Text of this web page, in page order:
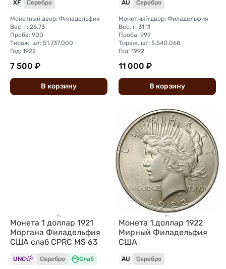
XF Серебро
Монетный двор: Филадельфия
Вес, г: 26,73
Проба: 900
Тираж, шт: 51.737.000
Год: 1922
7 500 ₽
В корзину
AU Серебро
Монетный двор: Филадельфия
Вес, г: 31,11
Проба: 999
Тираж, шт: 5.540.068
Год: 1992
11 000 ₽
В корзину
Монета 1 доллар 1921
Моргана Филадельфия
США слаб CPRC MS 63
UNC Серебро Слаб
Монета 1 доллар 1922
Мирный Филадельфия
США
AU Серебро